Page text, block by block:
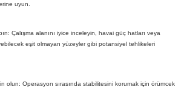
uyun.
Çalışma alanını iyice inceleyin, havai güç hatları veya
eşit olmayan yüzeyler gibi potansiyel tehlikeleri
olun: Operasyon sırasında stabilitesini korumak için örümcek